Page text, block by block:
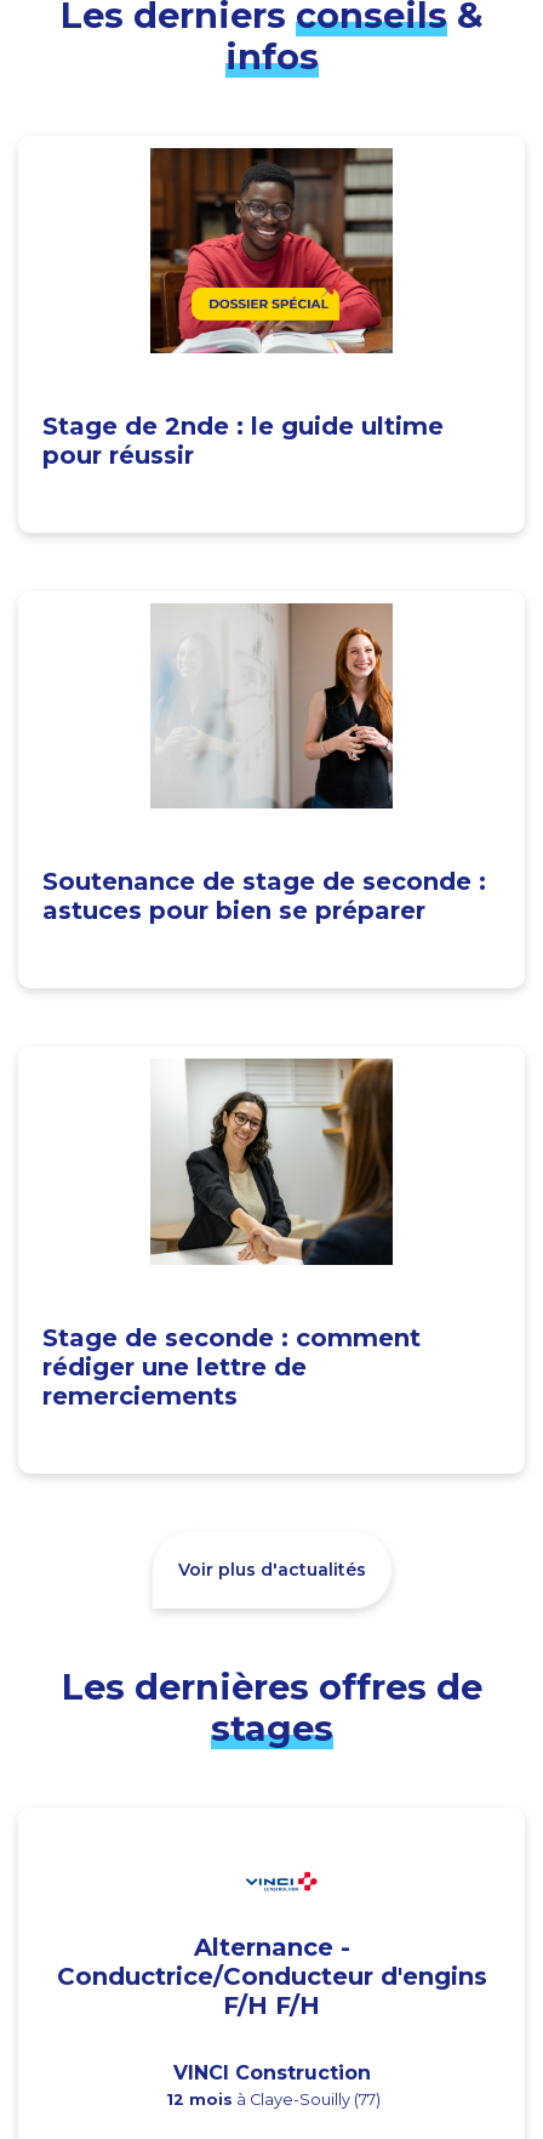
Les derniers conseils&
infos
Stage de 2nde : le guide ultime
pour réussir
Soutenance de stage de seconde :
astuces pour bien se préparer
Stage de seconde : comment
rédiger une lettre de
remerciements
Voir plus d'actualités
Les dernières offres de
stages
Alternance -
Conductrice/Conducteur d'engins
F/H F/H
VINCI Construction
12 mois à Claye-Souilly (77)